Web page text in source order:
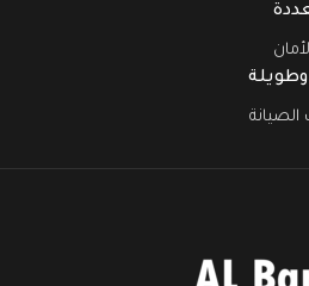
وطويلة
الصيانة